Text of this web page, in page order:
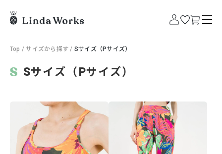
Top /サイズから探す/ Sサイズ（Pサイズ）
Sサイズ（Pサイズ）